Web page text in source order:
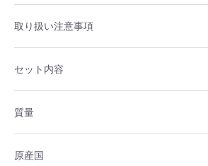
取り扱い注意事項
セット内容
質量
原産国